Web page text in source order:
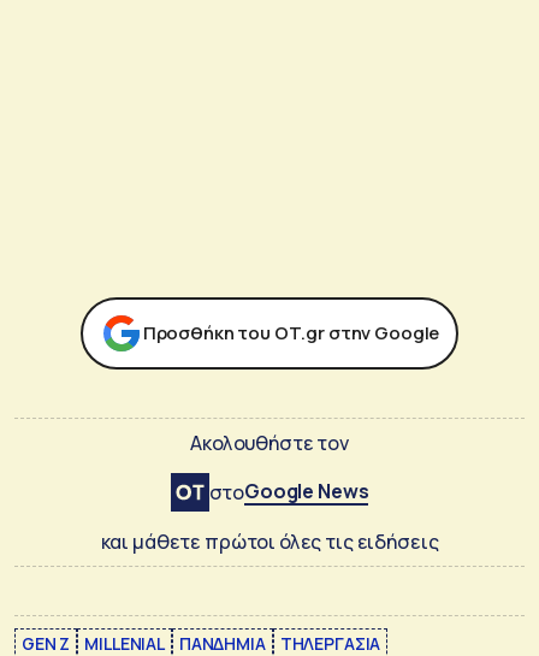
Προσθήκη του ΟΤ.gr στην Google
Ακολουθήστε τον
στοGoogle News
και μάθετε πρώτοι όλες τις ειδήσεις
GEN Z MILLENIAL ΠΑΝΔΗΜΙΑ ΤΗΛΕΡΓΑΣΙΑ